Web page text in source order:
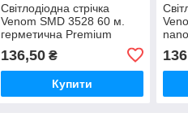
Світлодіодна стрічка
Venom SMD 3528 60 м.
герметична Premium
3528120601-WW) Тепло-
білий
136,50₴
Купити